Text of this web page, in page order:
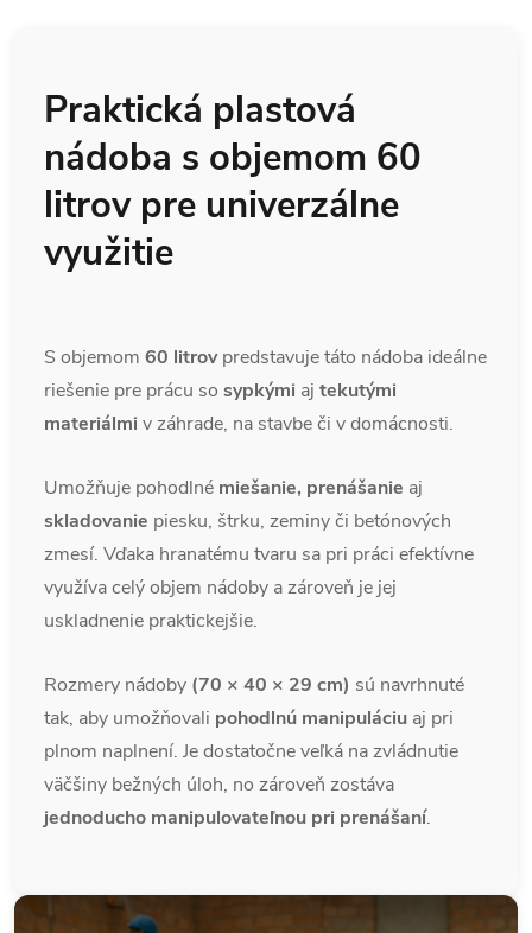
Praktická plastová
nádoba s objemom 60
litrov pre univerzálne
využitie
S objemom 60 litrovpredstavuje táto nádoba ideálne
riešenie pre prácu so sypkými aj tekutými
materiálmi v záhrade, na stavbe či v domácnosti.
Umožňuje pohodlné miešanie, prenášanie aj
skladovanie piesku, štrku, zeminy či betónových
zmesí. Vďaka hranatému tvaru sa pri práci efektívne
využíva celý objem nádoby a zároveň je jej
uskladnenie praktickejšie.
Rozmery nádoby (70 × 40 × 29 cm) sú navrhnuté
tak, aby umožňovali pohodlnú manipuláciu aj pri
plnom naplnení. Je dostatočne veľká na zvládnutie
väčšiny bežných úloh, no zároveň zostáva
jednoducho manipulovateľnou pri prenášaní.